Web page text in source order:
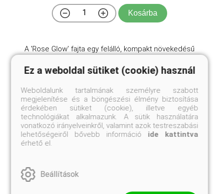
Kosárba
A 'Rose Glow' fajta egy felálló, kompakt növekedésű
lombhullató cserje, amely 1,2-1,5 méter magasra és
1-1,2 méter szélesre nő meg. Levelei tavasszal
élénk rózsaszínűek ezüstös foltokkal, majd nyáron
...
Ez a weboldal sütiket (cookie) használ
Weboldalunk tartalmának személyre szabott
megjelenítése és a böngészési élmény biztosítása
érdekében sütiket (cookie), illetve egyéb
technológiákat alkalmazunk. A sütik használatára
vonatkozó irányelveinkről, valamint azok testreszabási
lehetőségeiről bővebb információ ide kattintva
érhető el.
Beállítások